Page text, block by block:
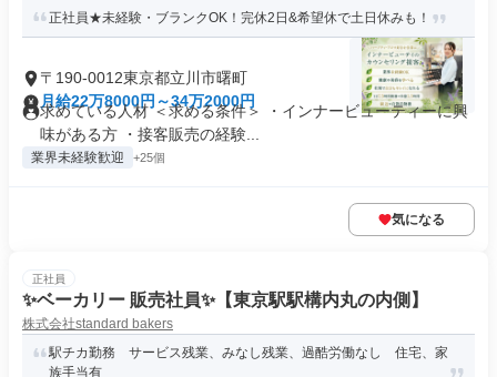
正社員★未経験・ブランクOK！完休2日&希望休で土日休みも！
〒190-0012東京都立川市曙町
月給22万8000円～34万2000円
求めている人材 ＜求める条件＞ ・インナービューティーに興
味がある方 ・接客販売の経験...
業界未経験歓迎 +25個
気になる
正社員
✨ベーカリー 販売社員✨【東京駅駅構内丸の内側】
株式会社standard bakers
駅チカ勤務 サービス残業、みなし残業、過酷労働なし 住宅、家
族手当有